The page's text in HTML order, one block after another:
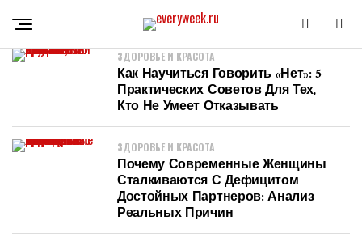
ЗДОРОВЬЕ И КРАСОТА
Как Научиться Говорить «нет»: 5
Практических Советов Для Тех,
Кто Не Умеет Отказывать
ЗДОРОВЬЕ И КРАСОТА
Почему Современные Женщины
Сталкиваются С Дефицитом
Достойных Партнеров: Анализ
Реальных Причин